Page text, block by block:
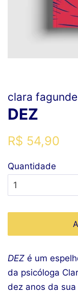
clara
DEZ
Preço
R$ 54,90
Quantidade
DEZ é um
da psicóloga
dez anos da